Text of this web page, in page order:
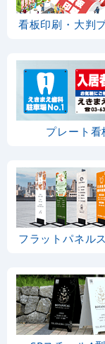
看板印刷・大判
プレート看
フラットパネル